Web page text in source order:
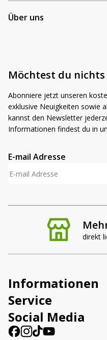
direkt
Über uns
Möchtest du nichts
Abonniere jetzt unseren
exklusive Neuigkeiten sowie
kannst den Newsletter
Informationen findest du in
E-mail Adresse
Informationen
Service
Social Media